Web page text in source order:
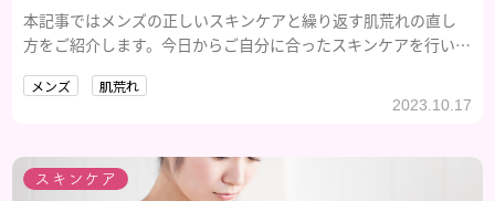
本記事ではメンズの正しいスキンケアと繰り返す肌荒れの直し
方をご紹介します。今日からご自分に合ったスキンケアを行い、
メンズ 肌荒れ
2023.10.17
スキンケア